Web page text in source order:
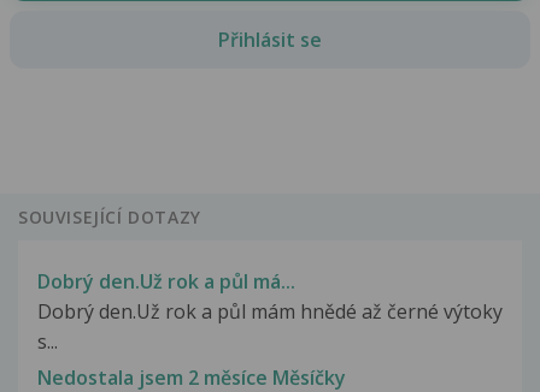
Přihlásit se
SOUVISEJÍCÍ DOTAZY
Dobrý den.Už rok a půl má...
Dobrý den.Už rok a půl mám hnědé až černé výtoky
s...
Nedostala jsem 2 měsíce Měsíčky